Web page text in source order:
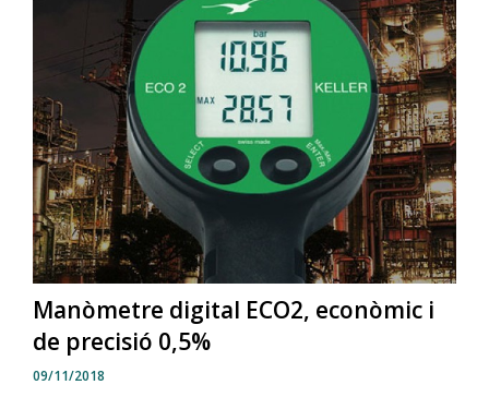
Manòmetre digital ECO2, econòmic i
de precisió 0,5%
09/11/2018